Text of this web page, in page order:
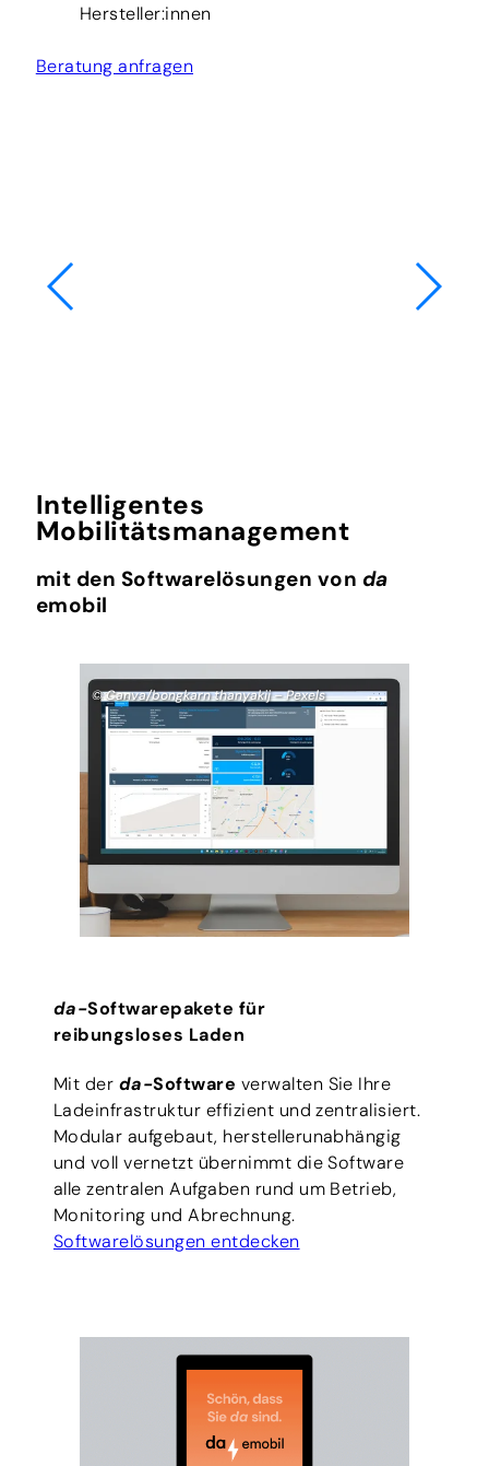
Hersteller:innen
Beratung anfragen
Intelligentes
Mobilitätsmanagement
mit den Softwarelösungen von da
emobil
© Canva/bongkarn thanyakij – Pexels
da-Softwarepakete für
reibungsloses Laden
Mit der da-Software verwalten Sie Ihre
Ladeinfrastruktur effizient und zentralisiert.
Modular aufgebaut, herstellerunabhängig
und voll vernetzt übernimmt die Software
alle zentralen Aufgaben rund um Betrieb,
Monitoring und Abrechnung.
Softwarelösungen entdecken